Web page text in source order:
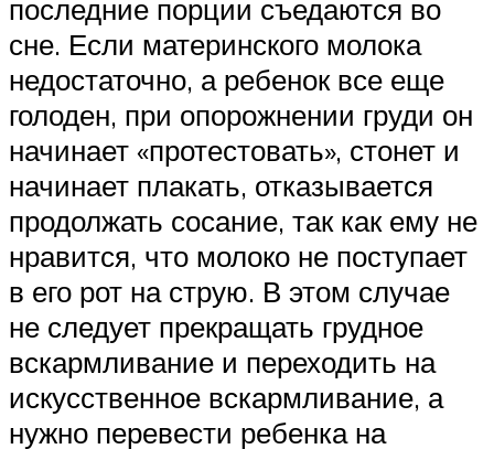
последние порции съедаются во
сне. Если материнского молока
недостаточно, а ребенок все еще
голоден, при опорожнении груди он
начинает «протестовать», стонет и
начинает плакать, отказывается
продолжать сосание, так как ему не
нравится, что молоко не поступает
в его рот на струю. В этом случае
не следует прекращать грудное
вскармливание и переходить на
искусственное вскармливание, а
нужно перевести ребенка на